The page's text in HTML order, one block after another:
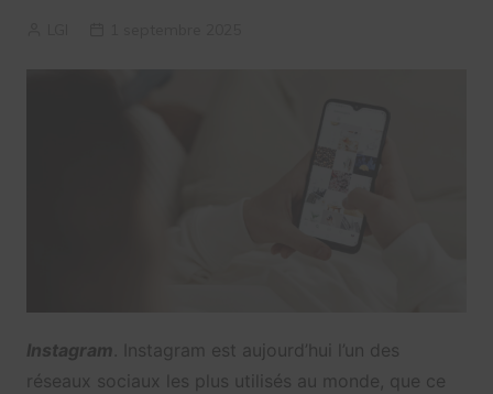
Instagram . Instagram est aujourd’hui l’un des
réseaux sociaux les plus utilisés au monde, que ce